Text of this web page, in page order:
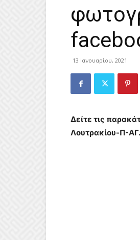
13 Ιανουαρίου, 2021
Δείτε τις
Λουτρακίου-Π-